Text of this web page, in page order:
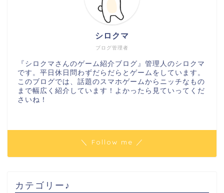
ブログ管理者
シロクマ
『シロクマさんのゲーム紹介ブログ』管理人のシロクマ
です。平日休日問わずだらだらとゲームをしています。
このブログでは、話題のスマホゲームからニッチなもの
まで幅広く紹介しています！よかったら見ていってくだ
さいね！
＼ Follow me ／
カテゴリー♪